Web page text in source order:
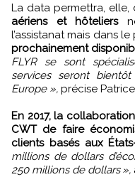
La data permettra, elle,
aériens et hôteliers
l’assistanat mais dans le
prochainement
FLYR se sont
services seront
Europe », précise
En 2017, la
CWT de faire
clients basés aux
millions de dollars
250 millions de dollars »,